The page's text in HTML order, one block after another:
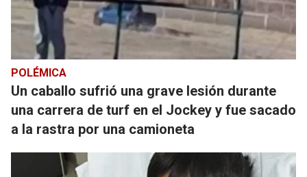
POLÉMICA
Un caballo sufrió una grave lesión durante
una carrera de turf en el Jockey y fue sacado
a la rastra por una camioneta